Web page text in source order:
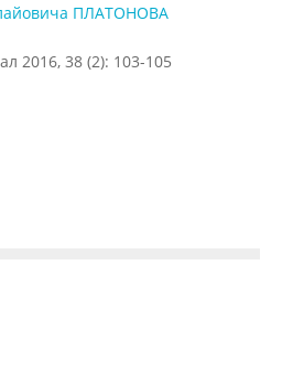
ПЛАТОНОВА
2016, 38 (2): 103-105